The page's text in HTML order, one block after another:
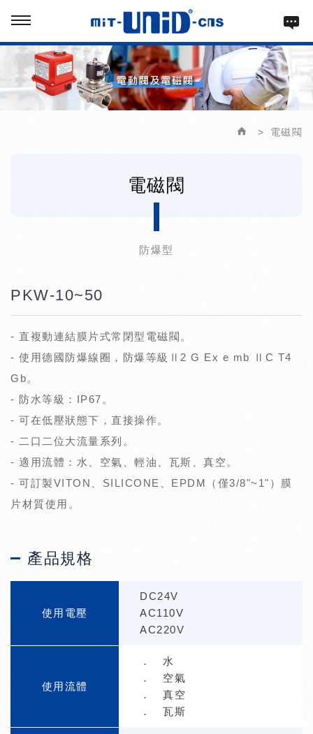
電磁閥
電磁閥
防爆型
PKW-10~50
- 直複動連結膜片式常閉型電磁閥。
- 使用德國防爆線圈，防爆等級Ⅱ2 G Ex e mb ⅡC T4
Gb。
- 防水等級：IP67。
- 可在低壓狀態下，直接操作。
- 二口二位大流量系列。
- 適用流體：水、空氣、輕油、瓦斯、真空。
- 可訂製VITON、SILICONE、EPDM（僅3/8"~1"）膜
片材質使用。
產品規格
使用電壓
DC24V
AC110V
AC220V
使用流體
． 水
． 空氣
． 真空
． 瓦斯